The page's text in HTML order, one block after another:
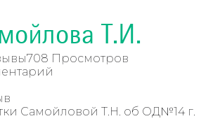
Т.И.
708 Просмотров
Самойловой Т.Н. об ОД№14 г.